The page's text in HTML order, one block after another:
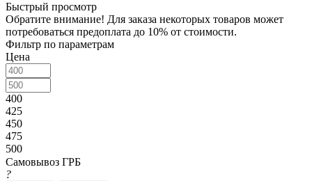
Быстрый просмотр
Обратите внимание! Для заказа некоторых товаров может
потребоваться предоплата до 10% от стоимости.
Фильтр по параметрам
Цена
400
425
450
475
500
Самовывоз ГРБ
?